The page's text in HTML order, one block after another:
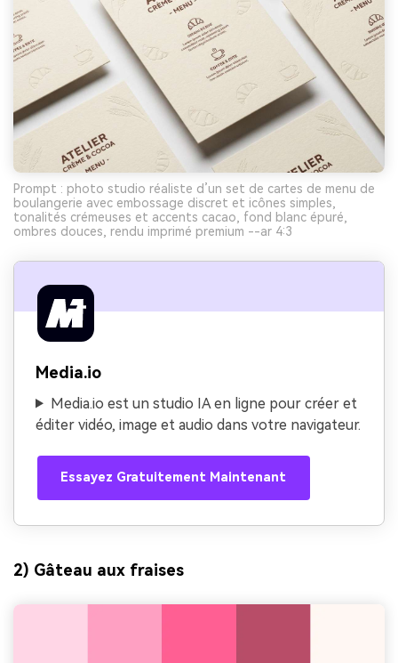
Prompt : photo studio réaliste d’un set de cartes de menu de
boulangerie avec embossage discret et icônes simples,
tonalités crémeuses et accents cacao, fond blanc épuré,
ombres douces, rendu imprimé premium --ar 4:3
Media.io
Media.io est un studio IA en ligne pour créer et
éditer vidéo, image et audio dans votre navigateur.
Essayez Gratuitement Maintenant
2) Gâteau aux fraises